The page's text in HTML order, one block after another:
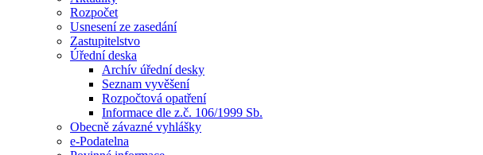
Rozpočet
Usnesení ze zasedání
Zastupitelstvo
Úřední deska
Archív úřední desky
Seznam vyvěšení
Rozpočtová opatření
Informace dle z.č. 106/1999 Sb.
Obecně závazné vyhlášky
e-Podatelna